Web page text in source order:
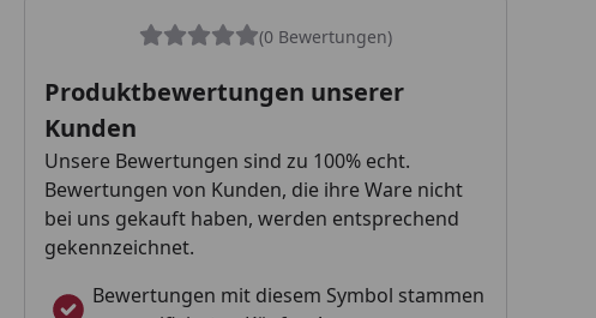
(0 Bewertungen)
Produktbewertungen unserer
Kunden
Unsere Bewertungen sind zu 100% echt.
Bewertungen von Kunden, die ihre Ware nicht
bei uns gekauft haben, werden entsprechend
gekennzeichnet.
Bewertungen mit diesem Symbol stammen